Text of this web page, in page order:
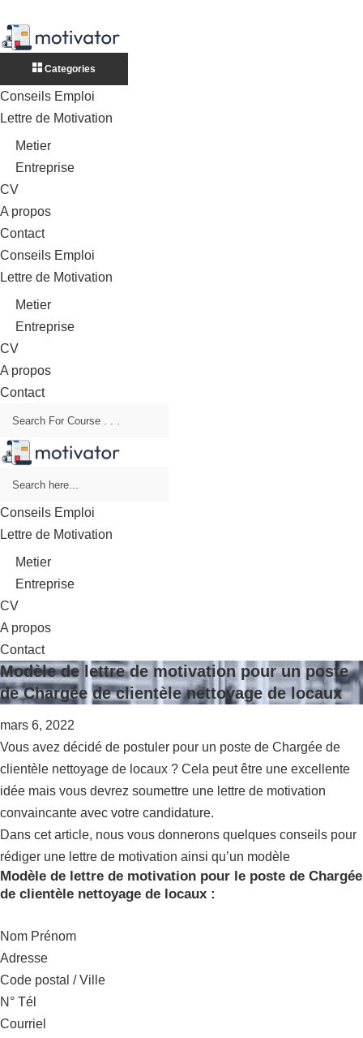
Categories
Conseils Emploi
Lettre de Motivation
Metier
Entreprise
CV
A propos
Contact
Conseils Emploi
Lettre de Motivation
Metier
Entreprise
CV
A propos
Contact
Conseils Emploi
Lettre de Motivation
Metier
Entreprise
CV
A propos
Contact
Modèle de lettre de motivation pour un poste
de Chargée de clientèle nettoyage de locaux
mars 6, 2022
Vous avez décidé de postuler pour un poste de Chargée de
clientèle nettoyage de locaux ? Cela peut être une excellente
idée mais vous devrez soumettre une lettre de motivation
convaincante avec votre candidature.
Dans cet article, nous vous donnerons quelques conseils pour
rédiger une lettre de motivation ainsi qu’un modèle
Modèle de lettre de motivation pour le poste de Chargée
de clientèle nettoyage de locaux :
Nom Prénom
Adresse
Code postal / Ville
N° Tél
Courriel